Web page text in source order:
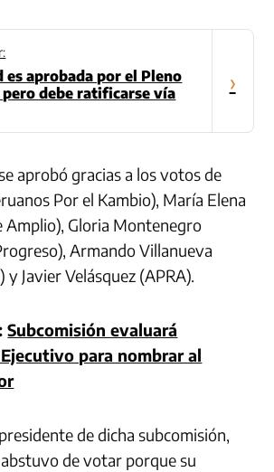
es aprobada por el Pleno
pero debe ratificarse vía
›
aprobó gracias a los votos de
Por el Kambio), María Elena
Amplio), Gloria Montenegro
Armando Villanueva
Javier Velásquez (APRA).
Subcomisión evaluará
para nombrar al
de dicha subcomisión,
de votar porque su